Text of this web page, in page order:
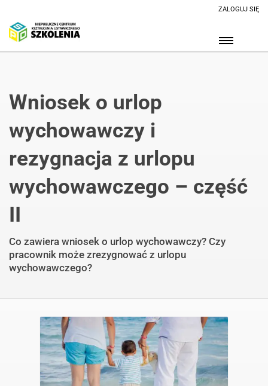
ZALOGUJ SIĘ
Wniosek o urlop
wychowawczy i
rezygnacja z urlopu
wychowawczego – część
II
Co zawiera wniosek o urlop wychowawczy? Czy
pracownik może zrezygnować z urlopu
wychowawczego?